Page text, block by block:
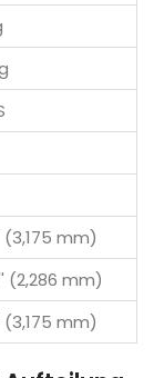
(3,175 mm)
(2,286 mm)
(3,175 mm)